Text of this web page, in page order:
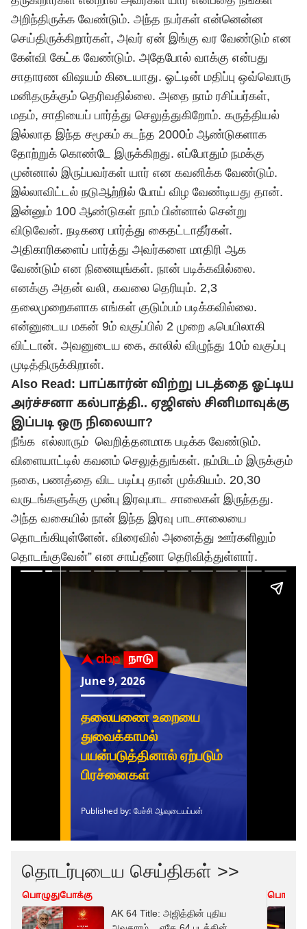
அறிந்திருக்க வேண்டும். அந்த நபர்கள் என்னென்ன
செய்திருக்கிறார்கள், அவர் ஏன் இங்கு வர வேண்டும் என
கேள்வி கேட்க வேண்டும். அதேபோல் வாக்கு என்பது
சாதாரண விஷயம் கிடையாது. ஓட்டின் மதிப்பு ஒவ்வொரு
மனிதருக்கும் தெரிவதில்லை. அதை நாம் ரசிப்பர்கள்,
மதம், சாதியைப் பார்த்து செலுத்துகிறோம். கருத்தியல்
இல்லாத இந்த சமூகம் கடந்த 2000ம் ஆண்டுகளாக
தோற்றுக் கொண்டே இருக்கிறது. எப்போதும் நமக்கு
முன்னால் இருப்பவர்கள் யார் என கவனிக்க வேண்டும்.
இல்லாவிட்டல் நடுஆற்றில் போய் விழ வேண்டியது தான்.
இன்னும் 100 ஆண்டுகள் நாம் பின்னால் சென்று
விடுவேன். நடிகரை பார்த்து கைதட்டாதீர்கள்.
அதிகாரிகளைப் பார்த்து அவர்களை மாதிரி ஆக
வேண்டும் என நினையுங்கள். நான் படிக்கவில்லை.
எனக்கு அதன் வலி, கவலை தெரியும். 2,3
தலைமுறைகளாக எங்கள் குடும்பம் படிக்கவில்லை.
என்னுடைய மகன் 9ம் வகுப்பில் 2 முறை ஃபெயிலாகி
விட்டான். அவனுடைய கை, காலில் விழுந்து 10ம் வகுப்பு
முடித்திருக்கிறான்.
Also Read: பாப்கார்ன் விற்று படத்தை ஓட்டிய
அர்ச்சனா கல்பாத்தி.. ஏஜிஎஸ் சினிமாவுக்கு
இப்படி ஒரு நிலையா?
நீங்க எல்லாரும் வெறித்தனமாக படிக்க வேண்டும்.
விளையாட்டில் கவனம் செலுத்துங்கள். நம்மிடம் இருக்கும்
நகை, பணத்தை விட படிப்பு தான் முக்கியம். 20,30
வருடங்களுக்கு முன்பு இரவுபாட சாலைகள் இருந்தது.
அந்த வகையில் நான் இந்த இரவு பாடசாலையை
தொடங்கியுள்ளேன். விரைவில் அனைத்து ஊர்களிலும்
தொடங்குவேன்” என சாய்தீனா தெரிவித்துள்ளார்.
தொடர்புடைய செய்திகள் >>
பொழுதுபோக்கு
AK 64 Title: அஜித்தின் புதிய